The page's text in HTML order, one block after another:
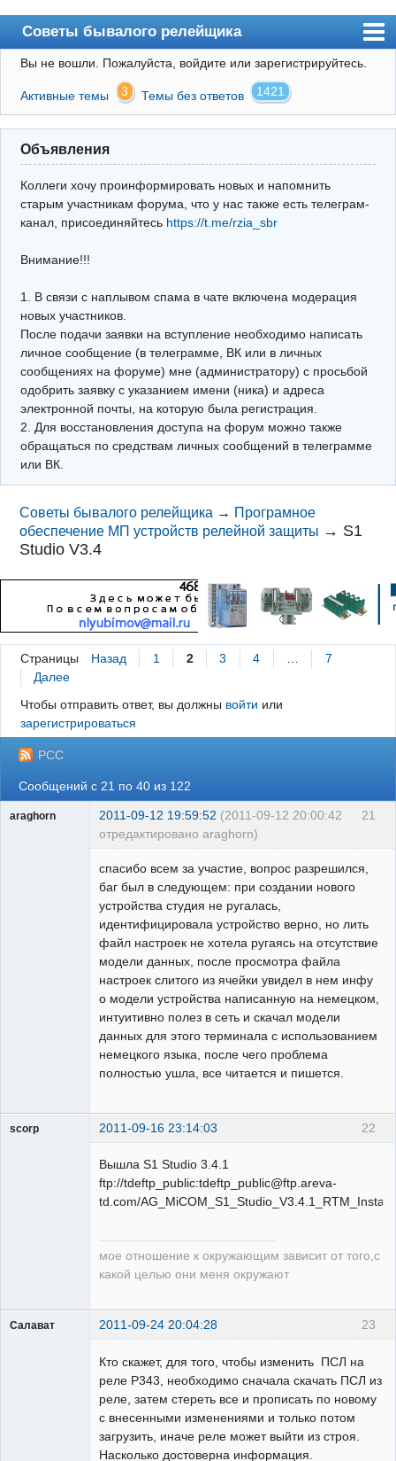
Советы бывалого релейщика
Форум
Правила
Поиск
Регистрация
Архив
Почта
Поиск релейщика
Видео РЗиА
Фотохостинг
Телеграм
Вы не вошли. Пожалуйста, войдите или зарегистрируйтесь.
Активные темы 3 Темы без ответов 1421
Объявления
Коллеги хочу проинформировать новых и напомнить
старым участникам форума, что у нас также есть телеграм-
канал, присоединяйтесь https://t.me/rzia_sbr
Внимание!!!
1. В связи с наплывом спама в чате включена модерация
новых участников.
После подачи заявки на вступление необходимо написать
личное сообщение (в телеграмме, ВК или в личных
сообщениях на форуме) мне (администратору) с просьбой
одобрить заявку с указанием имени (ника) и адреса
электронной почты, на которую была регистрация.
2. Для восстановления доступа на форум можно также
обращаться по средствам личных сообщений в телеграмме
или ВК.
Советы бывалого релейщика → Програмное
обеспечение МП устройств релейной защиты → S1
Studio V3.4
Страницы Назад 1 2 3 4 …
7
Далее
Чтобы отправить ответ, вы должны войти или
зарегистрироваться
РСС
Сообщений с 21 по 40 из 122
21
araghorn 2011-09-12 19:59:52 (2011-09-12 20:00:42
отредактировано araghorn)
спасибо всем за участие, вопрос разрешился,
баг был в следующем: при создании нового
устройства студия не ругалась,
идентифицировала устройство верно, но лить
файл настроек не хотела ругаясь на отсутствие
модели данных, после просмотра файла
настроек слитого из ячейки увидел в нем инфу
о модели устройства написанную на немецком,
интуитивно полез в сеть и скачал модели
данных для этого терминала с использованием
немецкого языка, после чего проблема
полностью ушла, все читается и пишется.
22
scorp 2011-09-16 23:14:03
Вышла S1 Studio 3.4.1
ftp://tdeftp_public:tdeftp_public@ftp.areva-
td.com/
мое отношение к окружающим зависит от того,с
какой целью они меня окружают
23
Салават 2011-09-24 20:04:28
Кто скажет, для того, чтобы изменить ПСЛ на
реле Р343, необходимо сначала скачать ПСЛ из
реле, затем стереть все и прописать по новому
с внесенными изменениями и только потом
загрузить, иначе реле может выйти из строя.
Насколько достоверна информация.